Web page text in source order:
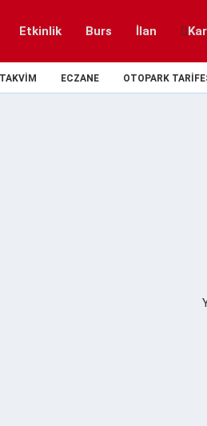
Etkinlik Burs İlan
ECZANE OTOPARK